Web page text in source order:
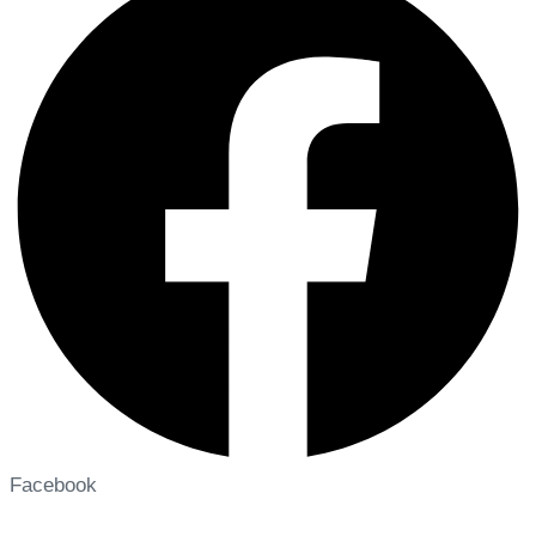
Facebook